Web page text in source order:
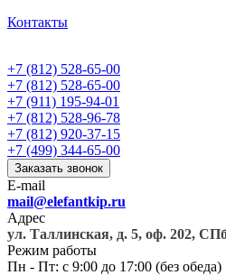
Контакты
+7 (812) 528-65-00
+7 (812) 528-65-00
+7 (911) 195-94-01
+7 (812) 528-96-78
+7 (812) 920-37-15
+7 (499) 344-65-00
Заказать звонок
E-mail
mail@elefantkip.ru
Адрес
ул. Таллинская, д. 5, оф. 202,
Режим работы
Пн - Пт: с 9:00 до 17:00 (без обеда)